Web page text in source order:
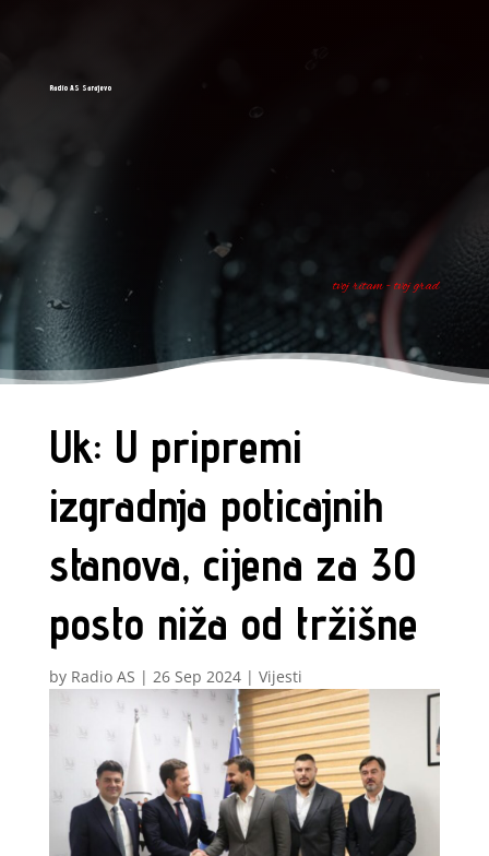
Radio AS Sarajevo
tvoj ritam - tvoj grad
Uk: U pripremi
izgradnja poticajnih
stanova, cijena za 30
posto niža od tržišne
by Radio AS | 26 Sep 2024| Vijesti